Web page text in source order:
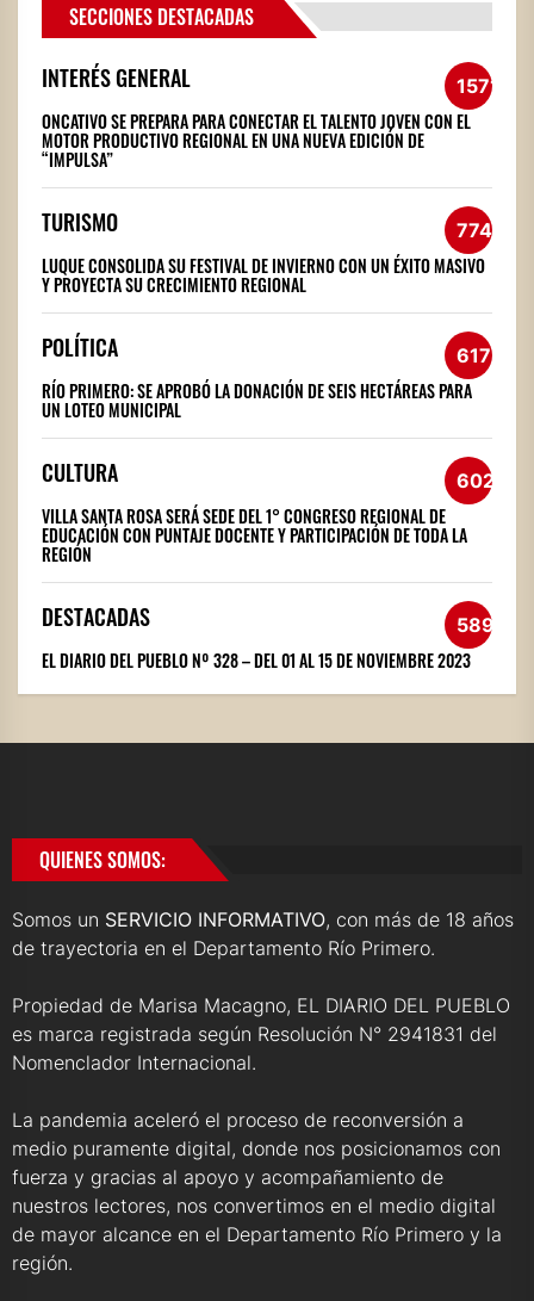
SECCIONES DESTACADAS
INTERÉS GENERAL 1571
ONCATIVO SE PREPARA PARA CONECTAR EL TALENTO JOVEN CON EL
MOTOR PRODUCTIVO REGIONAL EN UNA NUEVA EDICIÓN DE
“IMPULSA”
TURISMO 774
LUQUE CONSOLIDA SU FESTIVAL DE INVIERNO CON UN ÉXITO MASIVO
Y PROYECTA SU CRECIMIENTO REGIONAL
POLÍTICA 617
RÍO PRIMERO: SE APROBÓ LA DONACIÓN DE SEIS HECTÁREAS PARA
UN LOTEO MUNICIPAL
CULTURA 602
VILLA SANTA ROSA SERÁ SEDE DEL 1° CONGRESO REGIONAL DE
EDUCACIÓN CON PUNTAJE DOCENTE Y PARTICIPACIÓN DE TODA LA
REGIÓN
DESTACADAS 589
EL DIARIO DEL PUEBLO Nº 328 – DEL 01 AL 15 DE NOVIEMBRE 2023
QUIENES SOMOS:
Somos un SERVICIO INFORMATIVO, con más de 18 años
de trayectoria en el Departamento Río Primero.
Propiedad de Marisa Macagno, EL DIARIO DEL PUEBLO
es marca registrada según Resolución N° 2941831 del
Nomenclador Internacional.
La pandemia aceleró el proceso de reconversión a
medio puramente digital, donde nos posicionamos con
fuerza y gracias al apoyo y acompañamiento de
nuestros lectores, nos convertimos en el medio digital
de mayor alcance en el Departamento Río Primero y la
región.